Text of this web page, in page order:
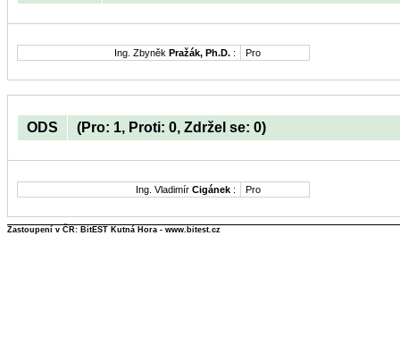
Ing. Zbyněk Pražák, Ph.D. : Pro
ODS (Pro: 1, Proti: 0, Zdržel se: 0)
Ing. Vladimír Cigánek : Pro
Zastoupení v ČR: BitEST Kutná Hora - www.bitest.cz